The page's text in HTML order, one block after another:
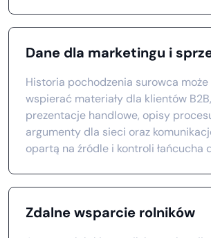
Dane dla marketingu i
Historia pochodzenia surowca może
wspierać materiały dla klientów B2B,
prezentacje handlowe, opisy
argumenty dla sieci oraz
opartą na źródle i kontroli łańcucha
Zdalne wsparcie rolników